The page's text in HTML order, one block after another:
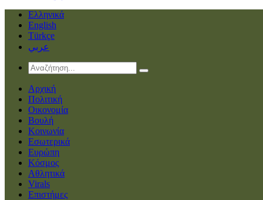
Ελληνικά
English
Türkçe
عربي
Αρχική
Πολιτική
Οικονομία
Βουλή
Κοινωνία
Εσωτερικά
Ευρώπη
Κόσμος
Αθλητικά
Virals
Επιστήμες